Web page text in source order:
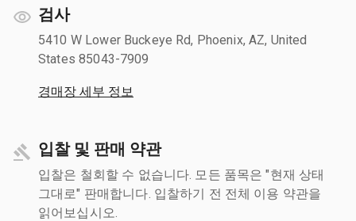
검사
5410 W Lower Buckeye Rd, Phoenix, AZ, United
States 85043-7909
경매장 세부 정보
입찰 및 판매 약관
입찰은 철회할 수 없습니다. 모든 품목은 "현재 상태
그대로" 판매합니다. 입찰하기 전 전체 이용 약관을
읽어보십시오.